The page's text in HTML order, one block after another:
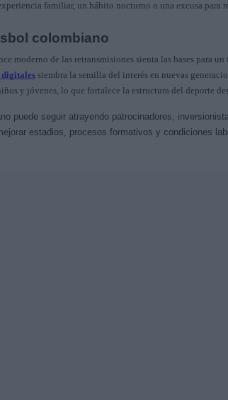
familiar, un hábito nocturno o una excusa para
colombiano
moderno de las retransmisiones sienta las bases para un
siembra la semilla del interés en nuevas
y jóvenes, lo que fortalece la estructura del deporte
puede seguir atrayendo patrocinadores,
estadios, procesos formativos y condiciones